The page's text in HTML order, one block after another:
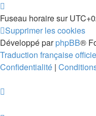
Fuseau horaire sur
Supprimer les cookies
Développé parphpBB®
Traduction française
Confidentialité |